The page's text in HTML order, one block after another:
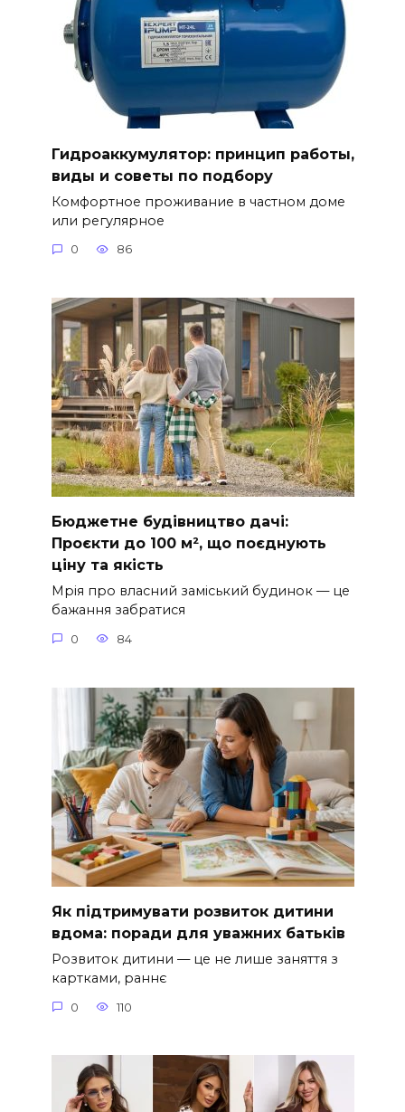
Гидроаккумулятор: принцип работы,
виды и советы по подбору
Комфортное проживание в частном доме
или регулярное
0 86
Бюджетне будівництво дачі:
Проєкти до 100 м², що поєднують
ціну та якість
Мрія про власний заміський будинок — це
бажання забратися
0 84
Як підтримувати розвиток дитини
вдома: поради для уважних батьків
Розвиток дитини — це не лише заняття з
картками, раннє
0 110